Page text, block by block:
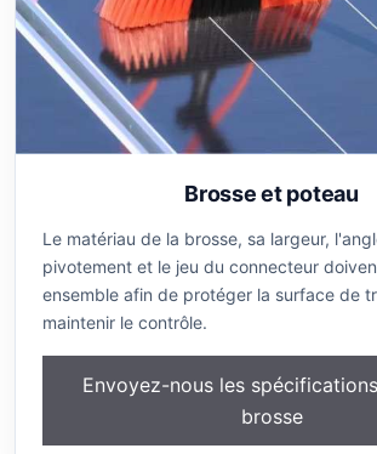
Brosse et poteau
Le matériau de la brosse, sa largeur,
pivotement et le jeu du connecteur
ensemble afin de protéger la surface de
maintenir le contrôle.
Envoyez-nous les
brosse